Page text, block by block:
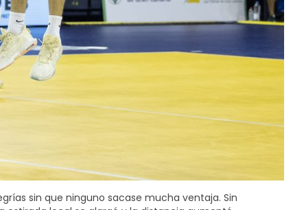
sin que ninguno sacase mucha ventaja. Sin